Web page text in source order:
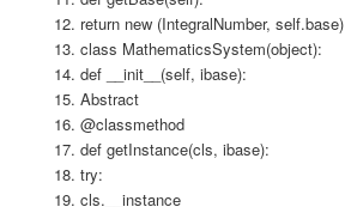
return new (IntegralNumber, self.base)
class MathematicsSystem(object):
def __init__(self, ibase):
Abstract
@classmethod
def getInstance(cls, ibase):
try:
cls.__instance